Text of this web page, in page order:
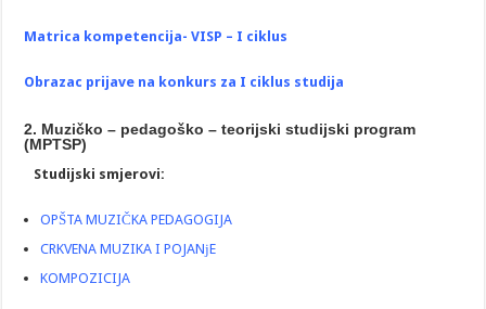
Matrica kompetencija- VISP – I ciklus
Obrazac prijave na konkurs za I ciklus studija
2. Muzičko – pedagoško – teorijski studijski program
(MPTSP)
Studijski smjerovi:
OPŠTA MUZIČKA PEDAGOGIJA
CRKVENA MUZIKA I POJANјE
KOMPOZICIJA